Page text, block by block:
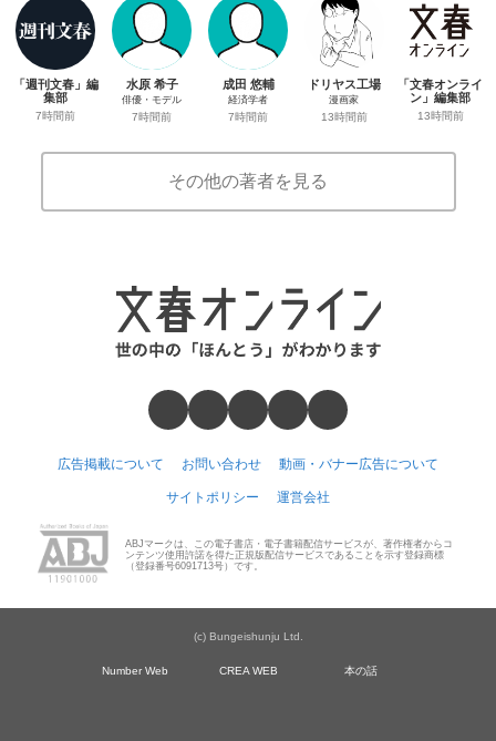
「週刊文春」編
集部
7時間前
水原 希子
俳優・モデル
7時間前
成田 悠輔
経済学者
7時間前
ドリヤス工場
漫画家
13時間前
「文春オンライ
ン」編集部
13時間前
その他の著者を見る
広告掲載について お問い合わせ 動画・バナー広告について
サイトポリシー 運営会社
ABJマークは、この電子書店・電子書籍配信サービスが、著作権者からコ
ンテンツ使用許諾を得た正規版配信サービスであることを示す登録商標
（登録番号6091713号）です。
(c) Bungeishunju Ltd.
Number Web CREA WEB 本の話